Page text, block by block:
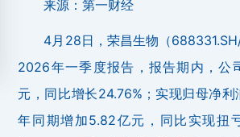
来源：第一财经
4月28日，荣昌生物（
2026年一季度报告，报告期内，公
元，同比增长24.76%；实现归母净
年同期增加5.82亿元，同比实现扭